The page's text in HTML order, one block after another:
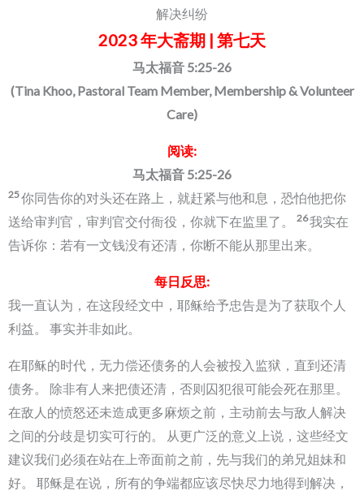
解决纠纷
2023 年大斋期 | 第七天
马太福音 5:25-26
(Tina Khoo, Pastoral Team Member, Membership & Volunteer
Care)
阅读:
马太福音 5:25-26
25你同告你的对头还在路上，就赶紧与他和息，恐怕他把你
送给审判官，审判官交付衙役，你就下在监里了。
26我实在
告诉你：若有一文钱没有还清，你断不能从那里出来。
每日反思:
我一直认为，在这段经文中，耶稣给予忠告是为了获取个人
利益。 事实并非如此。
在耶稣的时代，无力偿还债务的人会被投入监狱，直到还清
债务。 除非有人来把债还清，否则囚犯很可能会死在那里。
在敌人的愤怒还未造成更多麻烦之前，主动前去与敌人解决
之间的分歧是切实可行的。 从更广泛的意义上说，这些经文
建议我们必须在站在上帝面前之前，先与我们的弟兄姐妹和
好。 耶稣是在说，所有的争端都应该尽快尽力地得到解决，